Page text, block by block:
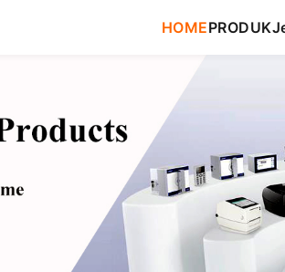
HOMEPRODUK